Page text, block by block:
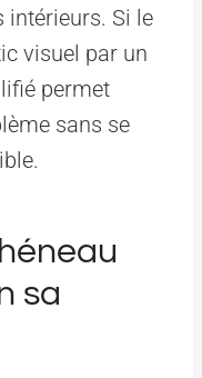
intérieurs. Si le
visuel par un
permet
sans se
sa